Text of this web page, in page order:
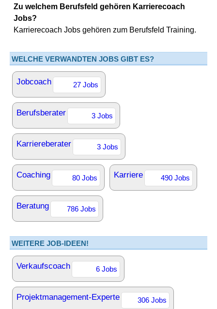
Zu welchem Berufsfeld gehören Karrierecoach
Jobs?
Karrierecoach Jobs gehören zum Berufsfeld Training.
WELCHE VERWANDTEN JOBS GIBT ES?
Jobcoach 27 Jobs
Berufsberater 3 Jobs
Karriereberater 3 Jobs
Coaching 80 Jobs Karriere 490 Jobs
Beratung 786 Jobs
WEITERE JOB-IDEEN!
Verkaufscoach 6 Jobs
Projektmanagement-Experte 306 Jobs